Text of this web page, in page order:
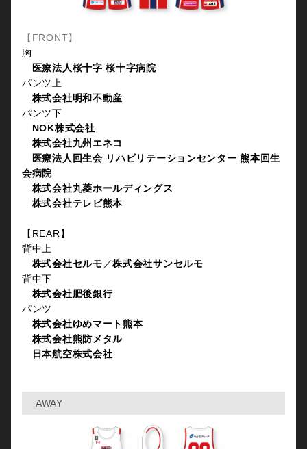
【FRONT】
胸
医療法人桜十字 桜十字病院
パンツ上
株式会社明和不動産
パンツ下
NOK株式会社
株式会社九州エネコ
医療法人回生会 リハビリテーションセンター 熊本回生
会病院
株式会社丸菱ホールディングス
株式会社テレビ熊本
【REAR】
背中上
株式会社セルモ ／株式会社サンセルモ
背中下
株式会社肥後銀行
パンツ
株式会社ゆめマート熊本
株式会社熊防メタル
日本航空株式会社
AWAY